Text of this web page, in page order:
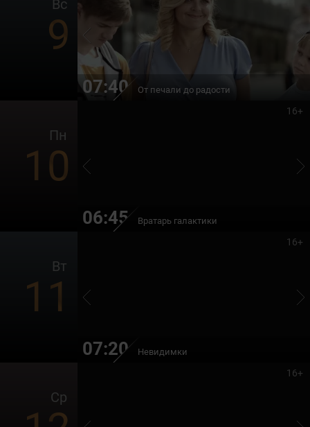
Вс
9
07:40 От печали до радости
Пн
10
16+
06:45 Вратарь галактики
Вт
11
16+
07:20 Невидимки
Ср
16+